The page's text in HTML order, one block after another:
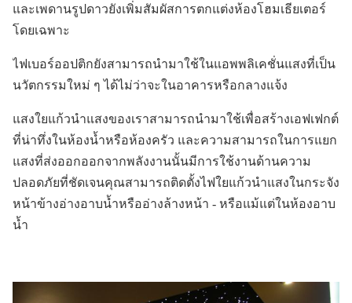
และเพดานรูปดาวยังเพิ่มสัมผัสการตกแต่งห้องโฮมเธียเตอร์
โดยเฉพาะ
ไฟเบอร์ออปติกยังสามารถนำมาใช้ในแอพพลิเคชั่นแสงที่เป็น
นวัตกรรมใหม่ ๆ ได้ไม่ว่าจะในอาคารหรือกลางแจ้ง
แสงใยแก้วนำแสงของเราสามารถนำมาใช้เพื่อสร้างเอฟเฟกต์
ที่น่าทึ่งในห้องน้ำหรือห้องครัว และความสามารถในการแยก
แสงที่ส่งออกออกจากพลังงานนั้นมีการใช้งานด้านความ
ปลอดภัยที่ชัดเจนคุณสามารถติดตั้งไฟใยแก้วนำแสงในกระจัง
หน้าข้างอ่างอาบน้ำหรืออ่างล้างหน้า - หรือแม้แต่ในห้องอาบ
น้ำ